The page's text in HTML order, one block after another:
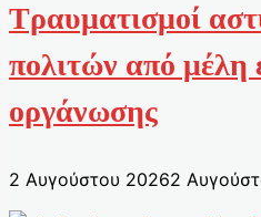
Τραυματισμοί
πολιτών από μέλη
οργάνωσης
2 Αυγούστου 20262